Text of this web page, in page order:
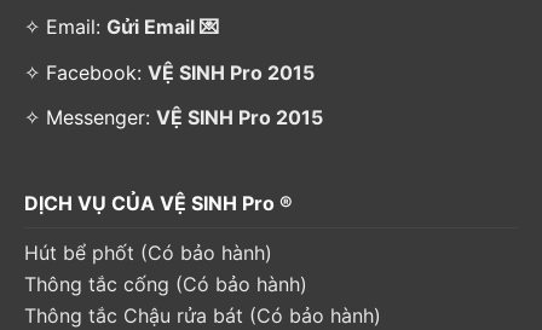
✧ Email: Gửi Email 💌
✧ Facebook: VỆ SINH Pro 2015
✧ Messenger: VỆ SINH Pro 2015
DỊCH VỤ CỦA VỆ SINH Pro ®
Hút bể phốt (Có bảo hành)
Thông tắc cống (Có bảo hành)
Thông tắc Chậu rửa bát (Có bảo hành)